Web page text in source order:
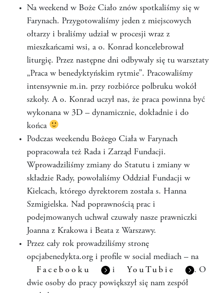
Na weekend w Boże Ciało znów spotkaliśmy się w
Farynach. Przygotowaliśmy jeden z miejscowych
ołtarzy i braliśmy udział w procesji wraz z
mieszkańcami wsi, a o. Konrad koncelebrował
liturgię. Przez następne dni odbywały się tu warsztaty
„Praca w benedyktyńskim rytmie”. Pracowaliśmy
intensywnie m.in. przy rozbiórce polbruku wokół
szkoły. A o. Konrad uczył nas, że praca powinna być
wykonana w 3D – dynamicznie, dokładnie i do
końca
Podczas weekendu Bożego Ciała w Farynach
popracowała też Rada i Zarząd Fundacji.
Wprowadziliśmy zmiany do Statutu i zmiany w
składzie Rady, powołaliśmy Oddział Fundacji w
Kielcach, którego dyrektorem została s. Hanna
Szmigielska. Nad poprawnością prac i
podejmowanych uchwał czuwały nasze prawniczki
Joanna z Krakowa i Beata z Warszawy.
Przez cały rok prowadziliśmy stronę
opcjabenedykta.org i profile w social mediach – na
Facebooku
i YouTubie
. O
dwie osoby do pracy powiększył się nam zespół